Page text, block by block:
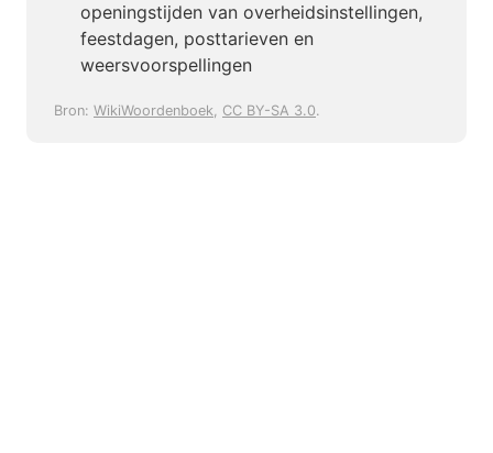
openingstijden van overheidsinstellingen,
feestdagen, posttarieven en
weersvoorspellingen
Bron: WikiWoordenboek, CC BY-SA 3.0.